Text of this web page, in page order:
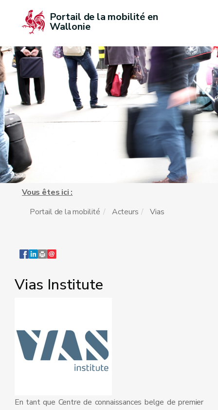
Portail de la mobilité en
Wallonie
Vous êtes ici :
Portail de la mobilité
Acteurs Vias
Vias Institute
En tant que Centre de connaissances belge de premier